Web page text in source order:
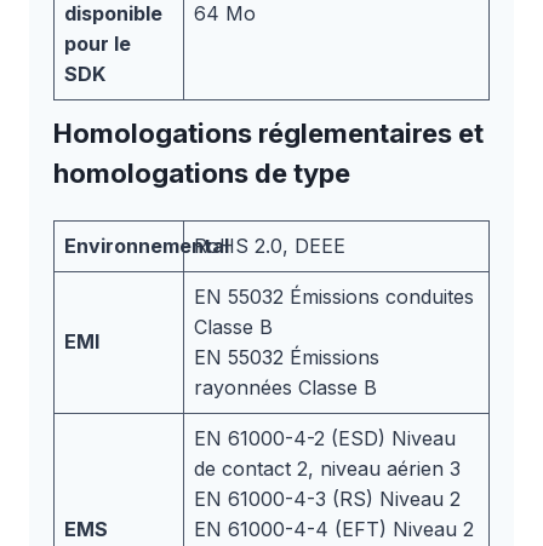
disponible
pour le
SDK
64 Mo
Homologations réglementaires et
homologations de type
EnvironnementalRoHS 2.0, DEEE
EMI
EN 55032 Émissions conduites
Classe B
EN 55032 Émissions
rayonnées Classe B
EMS
EN 61000-4-2 (ESD) Niveau
de contact 2, niveau aérien 3
EN 61000-4-3 (RS) Niveau 2
EN 61000-4-4 (EFT) Niveau 2